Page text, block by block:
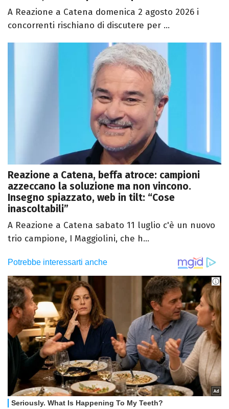
A Reazione a Catena domenica 2 agosto 2026 i
concorrenti rischiano di discutere per ...
Reazione a Catena, beffa atroce: campioni
azzeccano la soluzione ma non vincono.
Insegno spiazzato, web in tilt: “Cose
inascoltabili”
A Reazione a Catena sabato 11 luglio c'è un nuovo
trio campione, I Maggiolini, che h...